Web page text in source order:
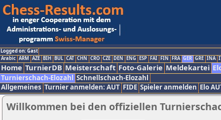
Logged on: Gast
Arabic ARM AZE BIH BUL CAT CHN CRO CZE DEN ENG ESP FAI FIN FRA GER GRE INA
Home TurnierDB Meisterschaft Foto-Galerie Meldekartei
Turnierschach-Elozahl Schnellschach-Elozahl
Allgemeines Turnier anmelden: AUT FIDE Spieler anmelden Elo
Willkommen bei den offiziellen